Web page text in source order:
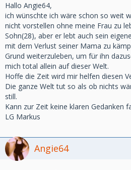
Hallo Angie64,
ich wünschte ich wäre schon so weit
nicht vorstellen ohne meine Frau zu
Sohn(28), aber er lebt auch sein
mit dem Verlust seiner Mama zu
Grund weiterzuleben, um für ihn
mich total allein auf dieser Welt.
Hoffe die Zeit wird mir helfen diesen
Die ganze Welt tut so als ob nichts
still.
Kann zur Zeit keine klaren Gedanken
LG Markus
Angie64